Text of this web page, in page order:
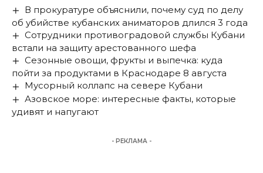
В прокуратуре объяснили, почему суд по делу
об убийстве кубанских аниматоров длился 3 года
Сотрудники противоградовой службы Кубани
встали на защиту арестованного шефа
Сезонные овощи, фрукты и выпечка: куда
пойти за продуктами в Краснодаре 8 августа
Мусорный коллапс на севере Кубани
Азовское море: интересные факты, которые
удивят и напугают
- РЕКЛАМА -